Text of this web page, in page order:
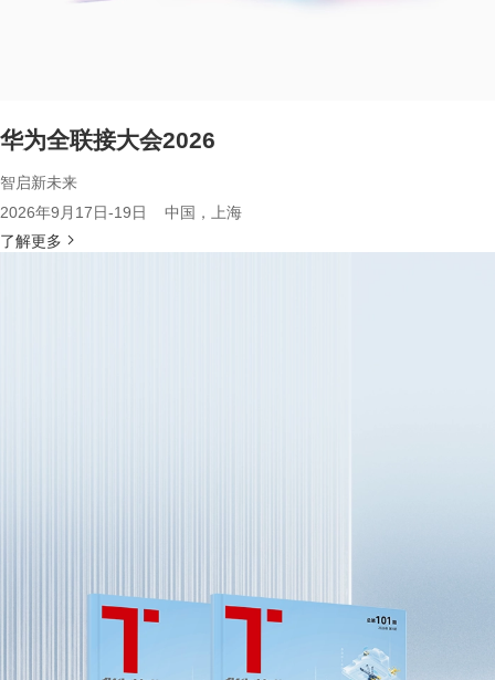
华为全联接大会2026
智启新未来
2026年9月17日-19日 中国，上海
了解更多